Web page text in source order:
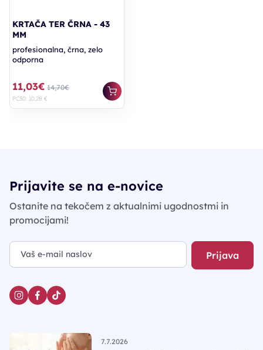
KRTAČA TER ČRNA - 43
MM
profesionalna, črna, zelo
odporna
11,03€ 14,70€
PC30: 10,28 €
Prijavite se na e-novice
Ostanite na tekočem z aktualnimi ugodnostmi in
promocijami!
Prijava
7.7.2026